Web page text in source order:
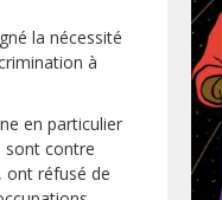
la nécessité
à
en particulier
sont contre
ont réfusé de